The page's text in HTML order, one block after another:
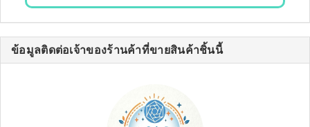
ข้อมูลติดต่อเจ้าของร้านค้าที่ขายสินค้าชิ้นนี้